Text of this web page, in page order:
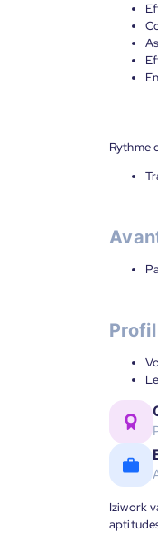
Rythme
Iziwork